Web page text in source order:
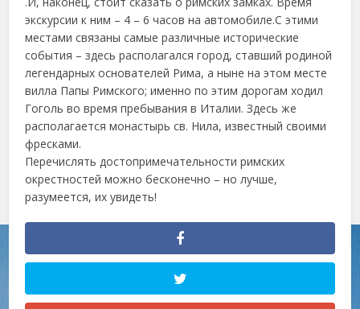
экскурсии к ним – 4 – 6 часов на автомобиле.С этими
местами связаны самые различные исторические
события – здесь располагался город, ставший родиной
легендарных основателей Рима, а ныне на этом месте
вилла Папы Римского; именно по этим дорогам ходил
Гоголь во время пребывания в Италии. Здесь же
располагается монастырь св. Нила, известный своими
фресками.
Перечислять достопримечательности римских
окрестностей можно бесконечно – но лучше,
разумеется, их увидеть!